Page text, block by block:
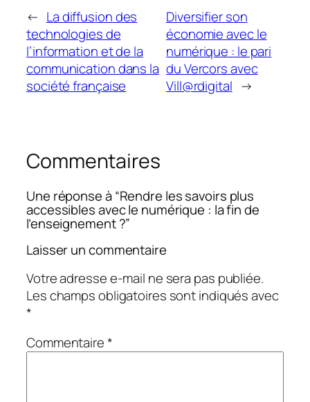
← La diffusion des
technologies de
l’information et de la
communication dans la
société française
Diversifier son
économie avec le
numérique : le pari
du Vercors avec
Vill@rdigital →
Commentaires
Une réponse à “Rendre les savoirs plus
accessibles avec le numérique : la fin de
l’enseignement ?”
Laisser un commentaire
Votre adresse e-mail ne sera pas publiée.
Les champs obligatoires sont indiqués avec
*
Commentaire*